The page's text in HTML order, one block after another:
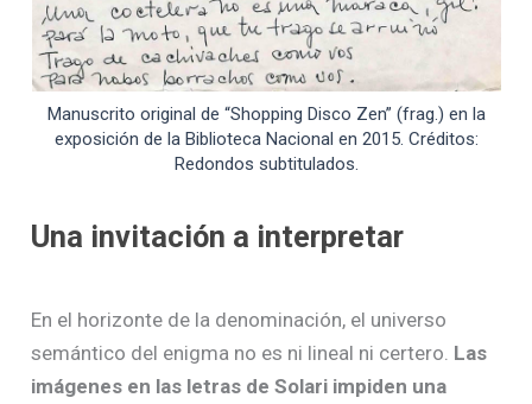
Manuscrito original de “Shopping Disco Zen” (frag.) en la
exposición de la Biblioteca Nacional en 2015. Créditos:
Redondos subtitulados.
Una invitación a interpretar
En el horizonte de la denominación, el universo
semántico del enigma no es ni lineal ni certero. Las
imágenes en las letras de Solari impiden una